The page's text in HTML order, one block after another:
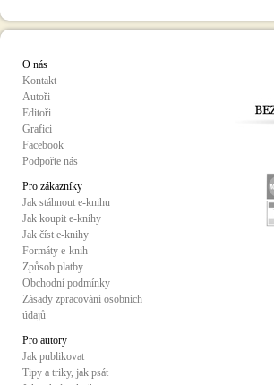
O nás
Kontakt
Autoři
Editoři
Grafici
Facebook
Podpořte nás
Pro zákazníky
Jak stáhnout e-knihu
Jak koupit e-knihy
Jak číst e-knihy
Formáty e-knih
Způsob platby
Obchodní podmínky
Zásady zpracování osobních
údajů
Pro autory
Jak publikovat
Tipy a triky, jak psát